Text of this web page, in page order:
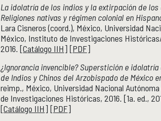
La idolatría de los indios y la extirpación de los
Religiones nativas y régimen colonial en
Lara Cisneros (coord.), México, Universidad
México, Instituto de Investigaciones
2016. [Catálogo IIH] [PDF]
¿Ignorancia invencible? Superstición e
de Indios y Chinos del Arzobispado de México
reimp., México, Universidad Nacional
de Investigaciones Históricas, 2016. [1a. ed.,
[Catálogo IIH] [PDF]